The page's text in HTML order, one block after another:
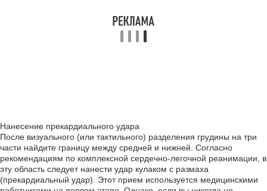
Нанесение прекардиального удара
После визуального (или тактильного) разделения грудины на три
части найдите границу между средней и нижней. Согласно
рекомендациям по комплексной сердечно-легочной реанимации, в
эту область следует нанести удар кулаком с размаха
(прекардиальный удар). Этот прием используется медицинскими